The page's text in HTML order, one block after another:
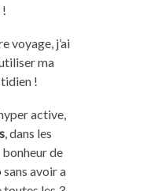
voyage, j’ai
ma
!
active,
, dans les
de
avoir a